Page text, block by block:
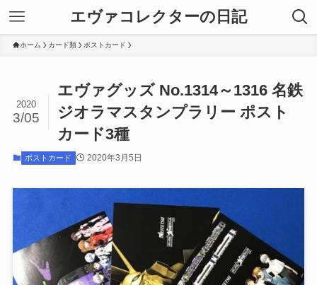
エヴァコレクターの日記
ホーム カード類 ポストカード
エヴァグッズ No.1314～1316 名鉄
ジオラマスタンプラリー ポスト
カード3種
2020
3/05
ポストカード 2020年3月5日